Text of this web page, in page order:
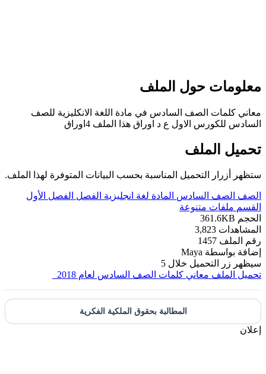
حول الملف
كلمات الصف السادس في مادة اللغة الانكليزية للصف
للكورس الاول ع د اوراق هذا الملف 4اوراق
الملف
أزرار التحميل المناسبة بحسب البيانات المتوفرة لهذا الملف.
الصف السادس المادة لغة انجليزية الفصل الفصل الأول
ملفات متنوعة
361.6KB
3,823
الملف 1457
بواسطة Maya
زر التحميل خلال 5
الملف معاني كلمات الصف السادس لعام 2018_
المطالبة بحقوق الملكية الفكرية